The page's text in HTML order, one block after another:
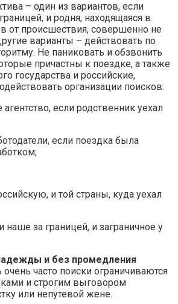
– один из вариантов, если
и родня, находящаяся в
от происшествия, совершенно не
варианты – действовать по
Не паниковать и обзвонить
причастны к поездке, а также
государства и российские,
организации поисков:
агентство, если родственник уехал
если поездка была
и той страны, куда уехал
наше за границей, и заграничное у
и без промедления
очень часто поиски ограничиваются
и строгим выговором
или непутевой жене.